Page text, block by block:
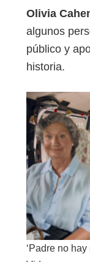
Olivia
algunos
público y
historia.
‘Padre no